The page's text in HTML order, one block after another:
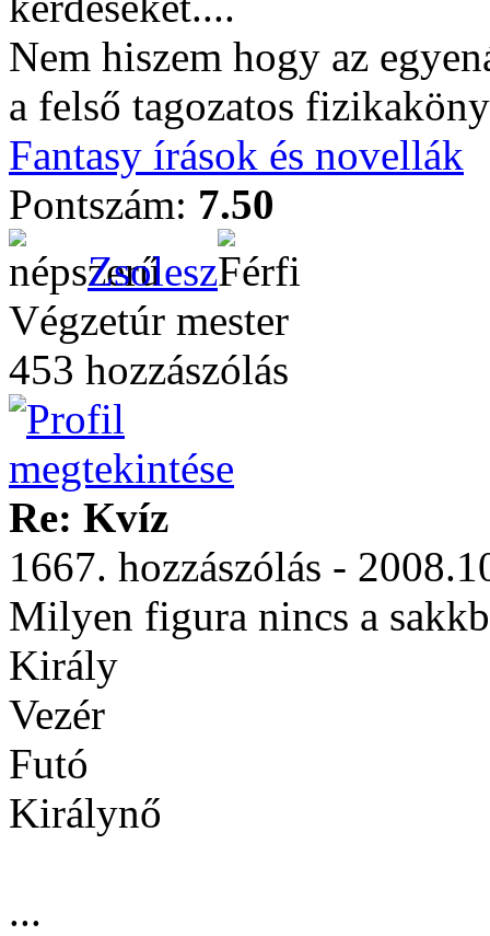
Nem hiszem hogy az
a felső tagozatos
Fantasy írások és novellák
Pontszám: 7.50
Zsolesz
Végzetúr mester
453 hozzászólás
Re: Kvíz
1667. hozzászólás -
Milyen figura nincs a
Király
Vezér
Futó
Királynő
...